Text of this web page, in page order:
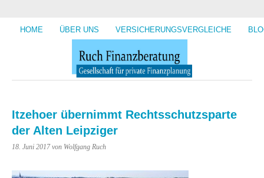
HOME ÜBER UNS VERSICHERUNGSVERGLEICHE
Itzehoer übernimmt Rechtsschutzsparte
der Alten Leipziger
18. Juni 2017 von Wolfgang Ruch